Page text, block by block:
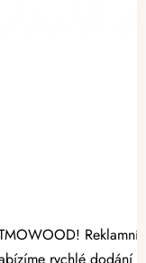
rychlé dodání